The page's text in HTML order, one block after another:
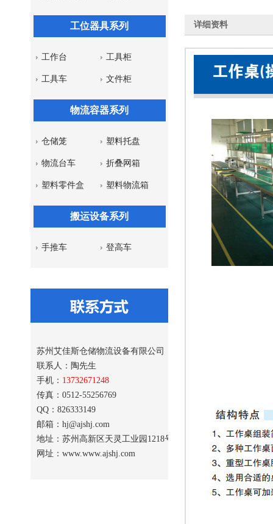
工位器具系列
工作台 工具柜
工具车 文件柜
物流容器系列
仓储笼 塑料托盘
物流台车 折叠网箱
塑料零件盒 塑料物流箱
搬运设备系列
手推车 登高车
苏州艾佳斯仓储物流设备有限公司
联系人：陶先生
手机： 13732671248
传真：0512-55256769
QQ：826333149
邮箱：hj@ajshj.com
地址：苏州高新区天灵工业园1218号
网址：www.www.ajshj.com
详细资料